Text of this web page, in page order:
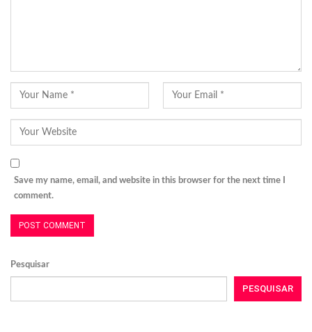
Save my name, email, and website in this browser for the next time I
comment.
Pesquisar
PESQUISAR